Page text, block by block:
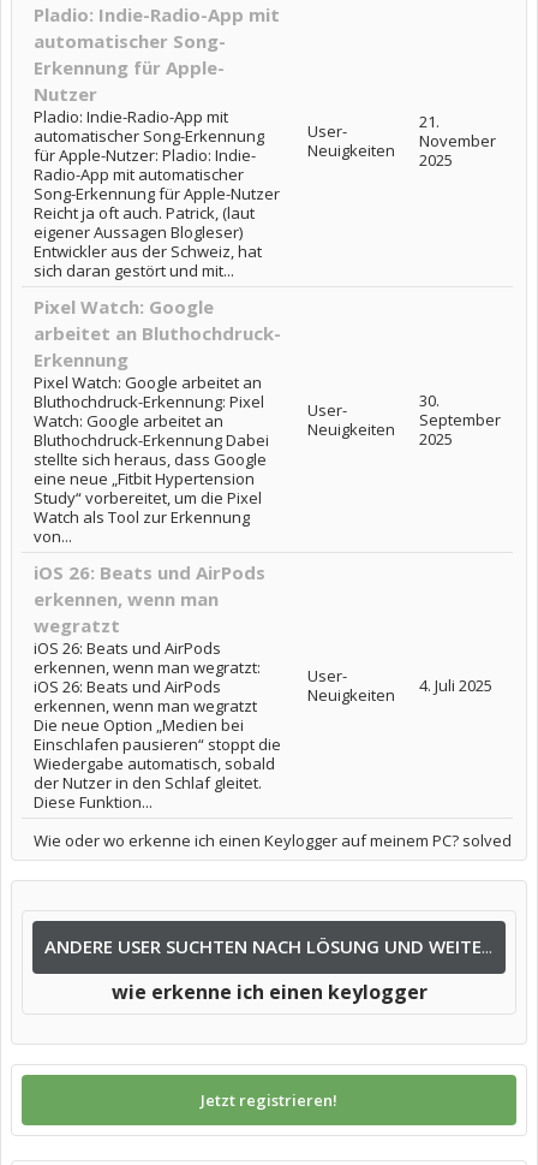
Pladio: Indie-Radio-App mit
automatischer Song-
Erkennung für Apple-
Nutzer
Pladio: Indie-Radio-App mit
automatischer Song-Erkennung
für Apple-Nutzer: Pladio: Indie-
Radio-App mit automatischer
Song-Erkennung für Apple-Nutzer
Reicht ja oft auch. Patrick, (laut
eigener Aussagen Blogleser)
Entwickler aus der Schweiz, hat
sich daran gestört und mit...
User-
Neuigkeiten
21.
November
2025
Pixel Watch: Google
arbeitet an Bluthochdruck-
Erkennung
Pixel Watch: Google arbeitet an
Bluthochdruck-Erkennung: Pixel
Watch: Google arbeitet an
Bluthochdruck-Erkennung Dabei
stellte sich heraus, dass Google
eine neue „Fitbit Hypertension
Study“ vorbereitet, um die Pixel
Watch als Tool zur Erkennung
von...
User-
Neuigkeiten
30.
September
2025
iOS 26: Beats und AirPods
erkennen, wenn man
wegratzt
iOS 26: Beats und AirPods
erkennen, wenn man wegratzt:
iOS 26: Beats und AirPods
erkennen, wenn man wegratzt
Die neue Option „Medien bei
Einschlafen pausieren“ stoppt die
Wiedergabe automatisch, sobald
der Nutzer in den Schlaf gleitet.
Diese Funktion...
User-
Neuigkeiten
4. Juli 2025
Wie oder wo erkenne ich einen Keylogger auf meinem PC? solved
ANDERE USER SUCHTEN NACH LÖSUNG UND WEITEREN INFOS NACH:
wie erkenne ich einen keylogger
Jetzt registrieren!